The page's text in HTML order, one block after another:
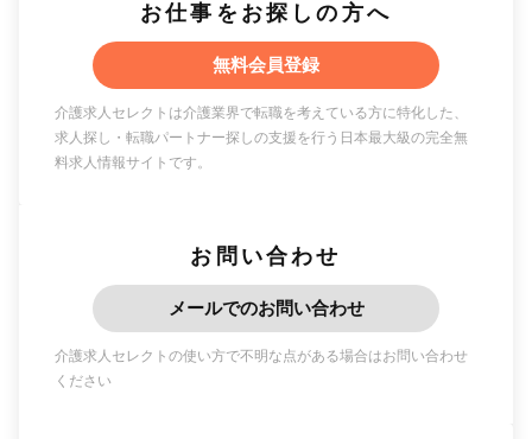
お仕事をお探しの方へ
無料会員登録
介護求人セレクトは介護業界で転職を考えている方に特化した、
求人探し・転職パートナー探しの支援を行う日本最大級の完全無
料求人情報サイトです。
お問い合わせ
メールでのお問い合わせ
介護求人セレクトの使い方で不明な点がある場合はお問い合わせ
ください